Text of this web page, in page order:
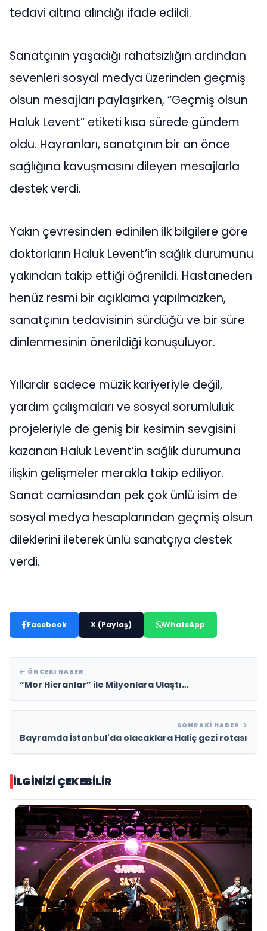
tedavi altına alındığı ifade edildi.
Sanatçının yaşadığı rahatsızlığın ardından
sevenleri sosyal medya üzerinden geçmiş
olsun mesajları paylaşırken, “Geçmiş olsun
Haluk Levent” etiketi kısa sürede gündem
oldu. Hayranları, sanatçının bir an önce
sağlığına kavuşmasını dileyen mesajlarla
destek verdi.
Yakın çevresinden edinilen ilk bilgilere göre
doktorların Haluk Levent’in sağlık durumunu
yakından takip ettiği öğrenildi. Hastaneden
henüz resmi bir açıklama yapılmazken,
sanatçının tedavisinin sürdüğü ve bir süre
dinlenmesinin önerildiği konuşuluyor.
Yıllardır sadece müzik kariyeriyle değil,
yardım çalışmaları ve sosyal sorumluluk
projeleriyle de geniş bir kesimin sevgisini
kazanan Haluk Levent’in sağlık durumuna
ilişkin gelişmeler merakla takip ediliyor.
Sanat camiasından pek çok ünlü isim de
sosyal medya hesaplarından geçmiş olsun
dileklerini ileterek ünlü sanatçıya destek
verdi.
Facebook X (Paylaş) WhatsApp
ÖNCEKI HABER
“Mor Hicranlar” ile Milyonlara Ulaştı…
SONRAKI HABER
Bayramda İstanbul'da olacaklara Haliç gezi rotası
İLGINIZI ÇEKEBILIR